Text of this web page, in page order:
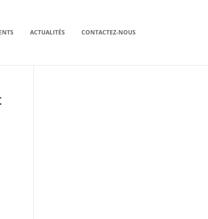
ACTUALITÉS CONTACTEZ-NOUS